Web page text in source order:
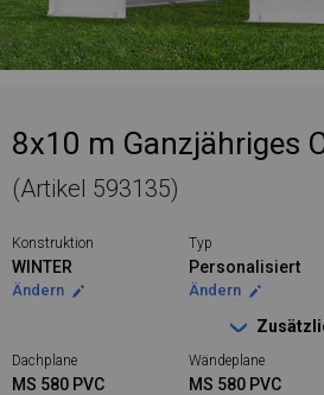
8x10 m Ganzjähriges
(Artikel 593135)
Konstruktion
WINTER
Ändern
Typ
Personalisiert
Ändern
Dachplane
MS 580 PVC
Wändeplane
MS 580 PVC